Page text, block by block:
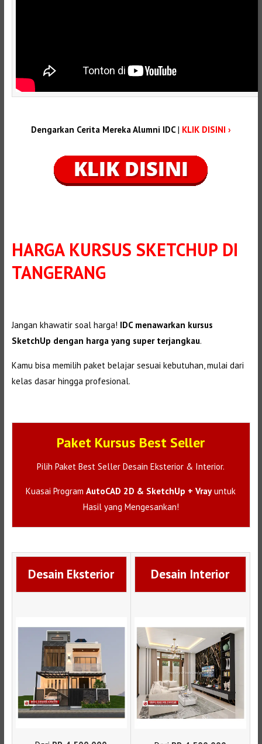
Dengarkan Cerita Mereka Alumni IDC| KLIK DISINI ›
HARGA KURSUS SKETCHUP DI
TANGERANG
Jangan khawatir soal harga! IDC menawarkan kursus
SketchUp dengan harga yang super terjangkau.
Kamu bisa memilih paket belajar sesuai kebutuhan, mulai dari
kelas dasar hingga profesional.
Paket Kursus Best Seller
Pilih Paket Best Seller Desain Eksterior & Interior.
Kuasai ProgramAutoCAD 2D & SketchUp + Vrayuntuk
Hasil yang Mengesankan!
Desain Eksterior Desain Interior